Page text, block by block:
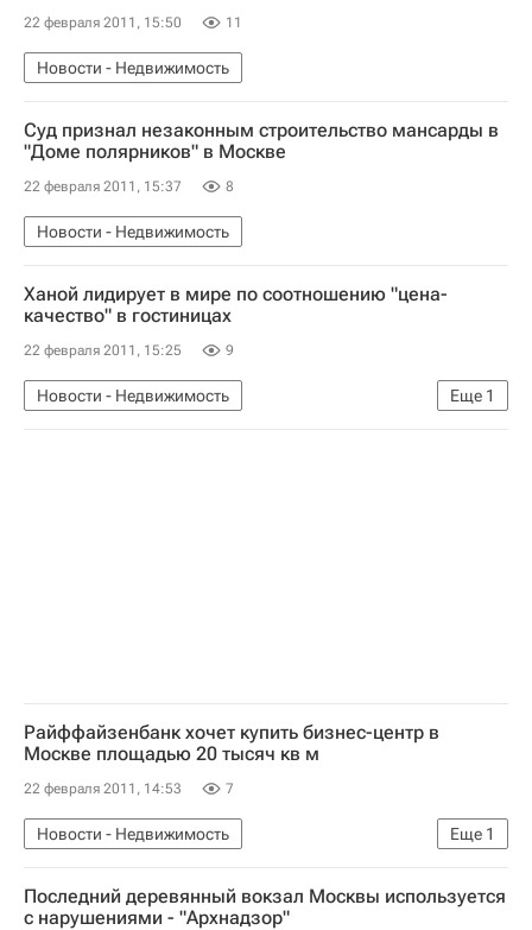
22 февраля 2011, 15:50 11
Новости - Недвижимость
Суд признал незаконным строительство мансарды в
"Доме полярников" в Москве
22 февраля 2011, 15:37 8
Новости - Недвижимость
Ханой лидирует в мире по соотношению "цена-
качество" в гостиницах
22 февраля 2011, 15:25 9
Еще 1
Новости - Недвижимость
Коммерческая недвижимость
Райффайзенбанк хочет купить бизнес-центр в
Москве площадью 20 тысяч кв м
22 февраля 2011, 14:53 7
Еще 1
Новости - Недвижимость
Коммерческая недвижимость
Последний деревянный вокзал Москвы используется
с нарушениями - "Архнадзор"